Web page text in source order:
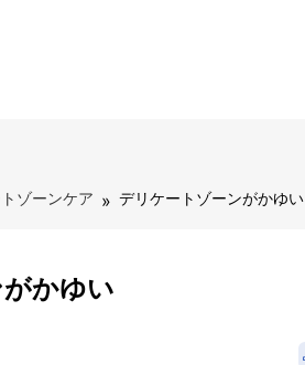
ゾーンケア » デリケートゾーンがかゆい
かゆい